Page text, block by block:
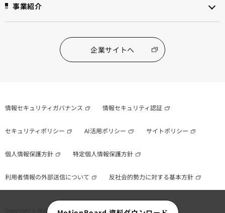
事業紹介
企業サイトへ
情報セキュリティガバナンス 情報セキュリティ認証
セキュリティポリシー AI活用ポリシー サイトポリシー
個人情報保護方針 特定個人情報保護方針
利用者情報の外部送信について 反社会的勢力に対する基本方針
Copyright © WingArc1st Inc. All Rights Reserved.